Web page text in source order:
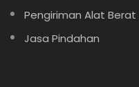
Pengiriman Alat Berat
Jasa Pindahan